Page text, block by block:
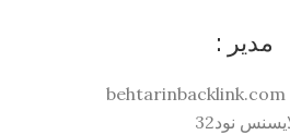
مدیر :
نود32